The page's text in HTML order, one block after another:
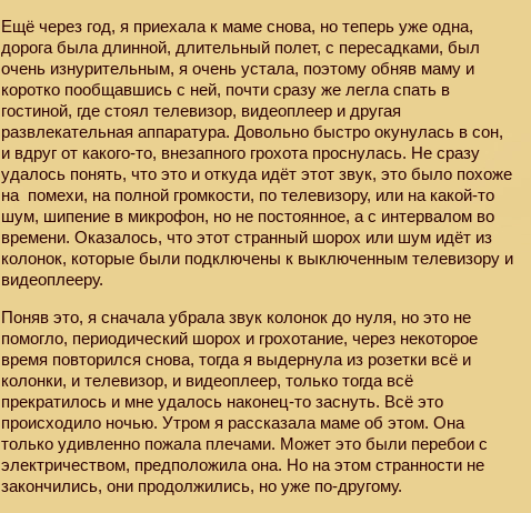
Ещё через год, я приехала к маме снова, но теперь уже одна,
дорога была длинной, длительный полет, с пересадками, был
очень изнурительным, я очень устала, поэтому обняв маму и
коротко пообщавшись с ней, почти сразу же легла спать в
гостиной, где стоял телевизор, видеоплеер и другая
развлекательная аппаратура. Довольно быстро окунулась в сон,
и вдруг от какого-то, внезапного грохота проснулась. Не сразу
удалось понять, что это и откуда идёт этот звук, это было похоже
на помехи, на полной громкости, по телевизору, или на какой-то
шум, шипение в микрофон, но не постоянное, а с интервалом во
времени. Оказалось, что этот странный шорох или шум идёт из
колонок, которые были подключены к выключенным телевизору и
видеоплееру.
Поняв это, я сначала убрала звук колонок до нуля, но это не
помогло, периодический шорох и грохотание, через некоторое
время повторился снова, тогда я выдернула из розетки всё и
колонки, и телевизор, и видеоплеер, только тогда всё
прекратилось и мне удалось наконец-то заснуть. Всё это
происходило ночью. Утром я рассказала маме об этом. Она
только удивленно пожала плечами. Может это были перебои с
электричеством, предположила она. Но на этом странности не
закончились, они продолжились, но уже по-другому.